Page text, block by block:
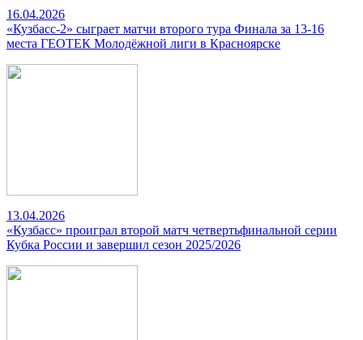
16.04.2026
«Кузбасс-2» сыграет матчи второго тура Финала за 13-16
места ГЕОТЕК Молодёжной лиги в Красноярске
13.04.2026
«Кузбасс» проиграл второй матч четвертьфинальной серии
Кубка России и завершил сезон 2025/2026